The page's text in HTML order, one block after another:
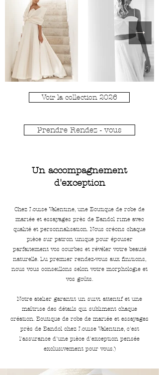
Voir la collection 2026
Prendre Rendez - vous
Un accompagnement
d'exception
Chez Louise Valentine, une Boutique de robe de
mariée et essayages près de Bandol rime avec
qualité et personnalisation. Nous créons chaque
pièce sur patron unique pour épouser
parfaitement vos courbes et révéler votre beauté
naturelle. Du premier rendez-vous aux finitions,
nous vous conseillons selon votre morphologie et
vos goûts.
Notre atelier garantit un suivi attentif et une
maîtrise des détails qui subliment chaque
création. Boutique de robe de mariée et essayages
près de Bandol chez Louise Valentine, c'est
l'assurance d'une pièce d'exception pensée
exclusivement pour vous.)